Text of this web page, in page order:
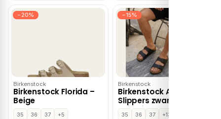
−20%
Birkenstock
Birkenstock Florida –
Beige
35 36 37
+5
−15%
Birkenstock
Birkenstock Arizona
Slippers zwart
Imitatieleer
35 36 37
+13